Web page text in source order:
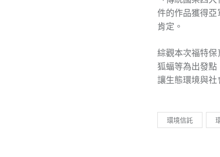
件的作品獲得
肯定。
綜觀本次福特
狐蝠等為出發
讓生態環境與社
環境信託